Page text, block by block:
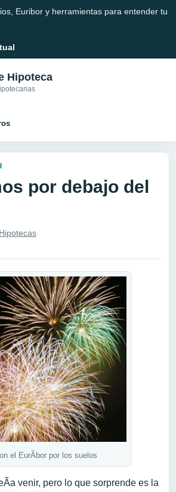
Euribor y herramientas para entender tu
Hipoteca
por debajo del
Hipotecas
el EurÃ­bor por los suelos
venir, pero lo que sorprende es la